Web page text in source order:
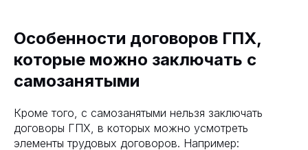
Особенности договоров ГПХ,
которые можно заключать с
самозанятыми
Кроме того, с самозанятыми нельзя заключать
договоры ГПХ, в которых можно усмотреть
элементы трудовых договоров. Например: